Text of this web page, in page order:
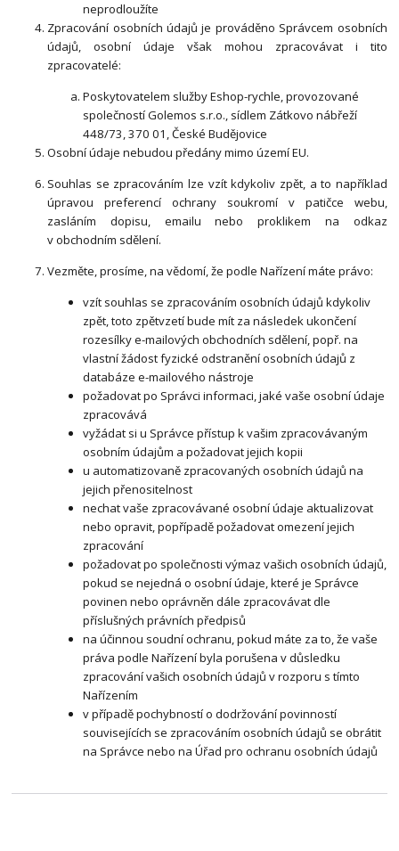
neprodloužíte
Zpracování osobních údajů je prováděno Správcem osobních
údajů, osobní údaje však mohou zpracovávat i tito
zpracovatelé:
Poskytovatelem služby Eshop-rychle, provozované
společností Golemos s.r.o., sídlem Zátkovo nábřeží
448/73, 370 01, České Budějovice
Osobní údaje nebudou předány mimo území EU.
Souhlas se zpracováním lze vzít kdykoliv zpět, a to například
úpravou preferencí ochrany soukromí v patičce webu,
zasláním dopisu, emailu nebo proklikem na odkaz
v obchodním sdělení.
Vezměte, prosíme, na vědomí, že podle Nařízení máte právo:
vzít souhlas se zpracováním osobních údajů kdykoliv
zpět, toto zpětvzetí bude mít za následekukončení
rozesílky e-mailových obchodních sdělení, popř. na
vlastní žádost fyzické odstranění osobních údajů z
databáze e-mailového nástroje
požadovat po Správci informaci, jaké vaše osobní údaje
zpracovává
vyžádat si u Správce přístup k vašim zpracovávaným
osobním údajům a požadovat jejich kopii
u automatizovaně zpracovaných osobních údajů na
jejich přenositelnost
nechat vaše zpracovávané osobní údaje aktualizovat
nebo opravit, popřípadě požadovat omezení jejich
zpracování
požadovat po společnosti výmaz vašich osobních údajů,
pokud se nejedná o osobní údaje, které je Správce
povinen nebo oprávněn dále zpracovávat dle
příslušných právních předpisů
na účinnou soudní ochranu, pokud máte za to, že vaše
práva podle Nařízení byla porušena v důsledku
zpracování vašich osobních údajů v rozporu s tímto
Nařízením
v případě pochybností o dodržování povinností
souvisejících se zpracováním osobních údajů se obrátit
na Správce nebo na Úřad pro ochranu osobních údajů